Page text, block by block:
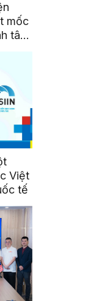
mốc
tân
Việt
tế